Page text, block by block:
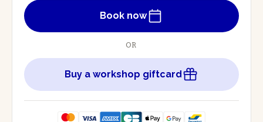
Book now
OR
Buy a workshop giftcard